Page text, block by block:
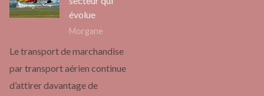
évolue
Morgane
Le transport de marchandise
par transport aérien continue
d’attirer davantage de